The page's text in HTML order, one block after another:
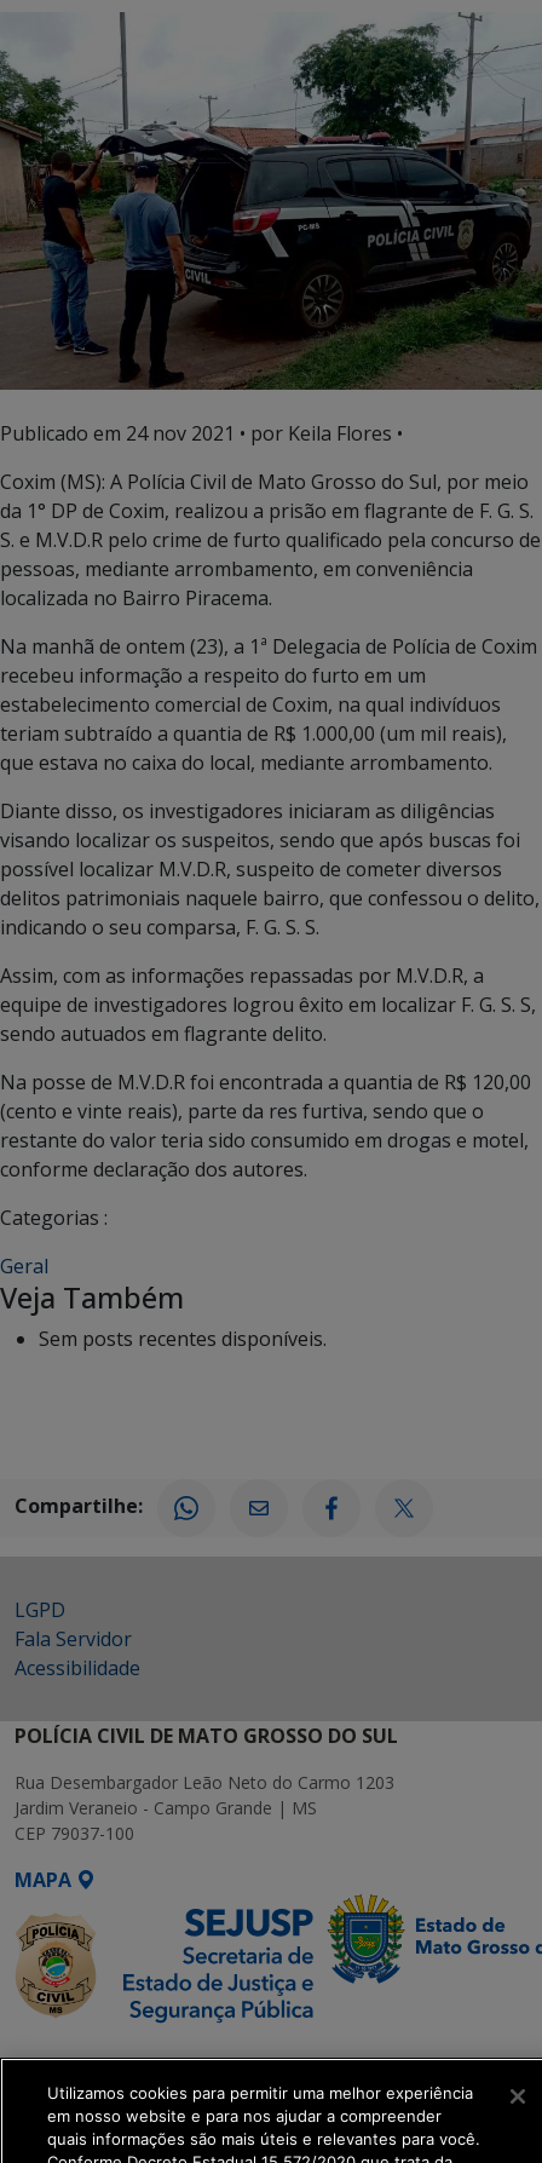
Publicado em 24 nov 2021 • por Keila Flores •
Coxim (MS): A Polícia Civil de Mato Grosso do Sul, por meio
da 1° DP de Coxim, realizou a prisão em flagrante de F. G. S.
S. e M.V.D.R pelo crime de furto qualificado pela concurso de
pessoas, mediante arrombamento, em conveniência
localizada no Bairro Piracema.
Na manhã de ontem (23), a 1ª Delegacia de Polícia de Coxim
recebeu informação a respeito do furto em um
estabelecimento comercial de Coxim, na qual indivíduos
teriam subtraído a quantia de R$ 1.000,00 (um mil reais),
que estava no caixa do local, mediante arrombamento.
Diante disso, os investigadores iniciaram as diligências
visando localizar os suspeitos, sendo que após buscas foi
possível localizar M.V.D.R, suspeito de cometer diversos
delitos patrimoniais naquele bairro, que confessou o delito,
indicando o seu comparsa, F. G. S. S.
Assim, com as informações repassadas por M.V.D.R, a
equipe de investigadores logrou êxito em localizar F. G. S. S,
sendo autuados em flagrante delito.
Na posse de M.V.D.R foi encontrada a quantia de R$ 120,00
(cento e vinte reais), parte da res furtiva, sendo que o
restante do valor teria sido consumido em drogas e motel,
conforme declaração dos autores.
Categorias :
Geral
Veja Também
Sem posts recentes disponíveis.
Compartilhe:
LGPD
Fala Servidor
Acessibilidade
POLÍCIA CIVIL DE MATO GROSSO DO SUL
Rua Desembargador Leão Neto do Carmo 1203
Jardim Veraneio - Campo Grande | MS
CEP 79037-100
MAPA
SETDIG | Secretaria-
Executiva de
Transformação Digital
Utilizamos cookies para permitir uma melhor experiência
em nosso website e para nos ajudar a compreender
quais informações são mais úteis e relevantes para você.